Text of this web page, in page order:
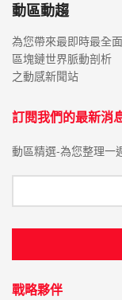
動區動趨
為您帶來最即時最全面
區塊鏈世界脈動剖析
之動感新聞站
訂閱我們的最新消
動區精選-為您整理一
戰略夥伴